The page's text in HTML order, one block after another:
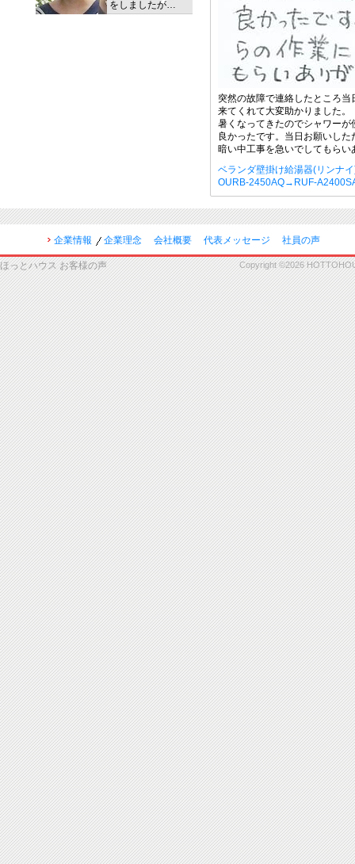
突然の故障で連絡したところ当
来てくれて大変助かりました。
暑くなってきたのでシャワー
良かったです。当日お願いし
暗い中工事を急いでしてもら
ベランダ壁掛け給湯器(リンナ
OURB-2450AQ→RUF-
をしましたが…
企業情報 企業理念 会社概要 代表メッセージ 社員の声
ほっとハウス お客様の声 Copyright ©2026